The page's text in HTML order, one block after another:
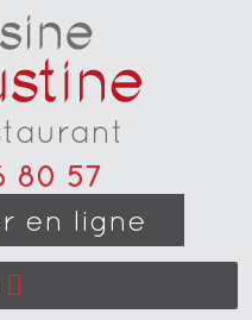
80 57
en ligne